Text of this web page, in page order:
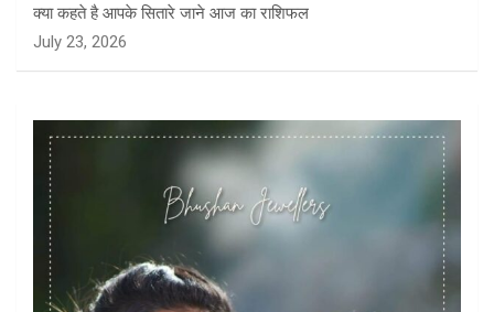
क्या कहते है आपके सितारे जाने आज का राशिफल
July 23, 2026